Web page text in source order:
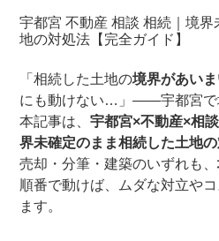
宇都宮 不動産 相談 相続｜境
地の対処法【完全ガイド】
「相続した土地の境界があい
にも動けない…」――宇都宮で
本記事は、宇都宮×不動産×相
界未確定のまま相続した土地
売却・分筆・建築のいずれも、
順番で動けば、ムダな対立や
ます。